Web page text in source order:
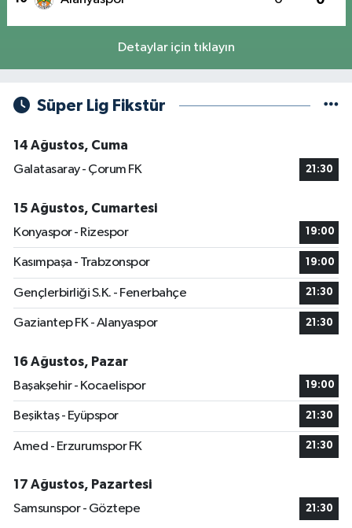
Detaylar için tıklayın
Süper Lig Fikstür
14 Ağustos, Cuma
Galatasaray - Çorum FK
21:30
15 Ağustos, Cumartesi
Konyaspor - Rizespor
19:00
Kasımpaşa - Trabzonspor 19:00
Gençlerbirliği S.K. - Fenerbahçe 21:30
Gaziantep FK - Alanyaspor 21:30
16 Ağustos, Pazar
Başakşehir - Kocaelispor
19:00
Beşiktaş - Eyüpspor 21:30
Amed - Erzurumspor FK 21:30
17 Ağustos, Pazartesi
Samsunspor - Göztepe
21:30